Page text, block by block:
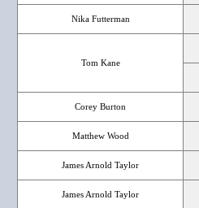
Nika Futterman
Tom Kane
Corey Burton
Matthew Wood
James Arnold Taylor
James Arnold Taylor